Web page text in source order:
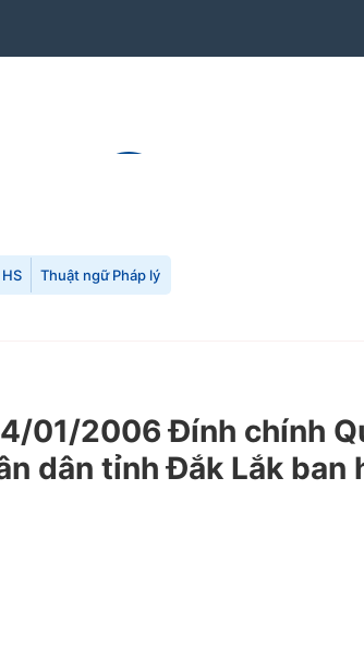
Thuật ngữ Pháp lý
01/2006 Đính chính
dân tỉnh Đắk Lắk